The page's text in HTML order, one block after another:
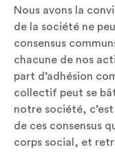
Nous avons la
de la société ne
consensus
chacune de nos
part d’adhésion
collectif peut se
notre société,
de ces consensus
corps social, et